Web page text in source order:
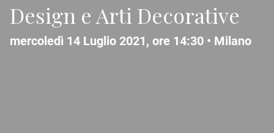
Design e Arti Decorative
mercoledì 14 Luglio 2021, ore 14:30 • Milano